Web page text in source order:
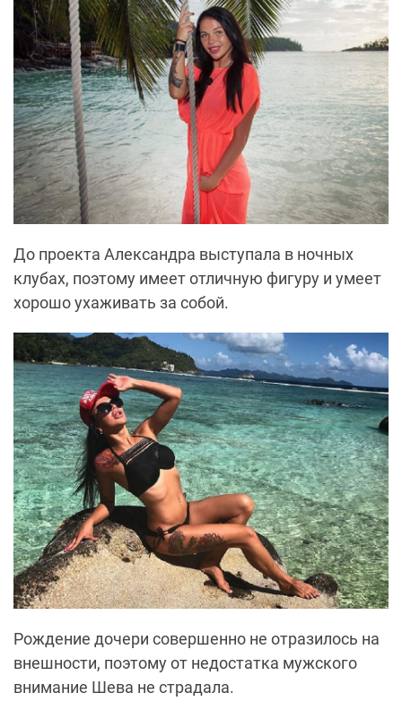
До проекта Александра выступала в ночных
клубах, поэтому имеет отличную фигуру и умеет
хорошо ухаживать за собой.
Рождение дочери совершенно не отразилось на
внешности, поэтому от недостатка мужского
внимание Шева не страдала.